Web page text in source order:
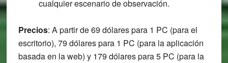
cualquier escenario de observación.
Precios: A partir de 69 dólares para 1 PC (para el
escritorio), 79 dólares para 1 PC (para la aplicación
basada en la web) y 179 dólares para 5 PC (para la